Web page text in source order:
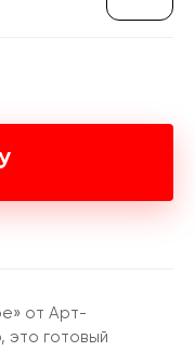
от Арт-
это готовый